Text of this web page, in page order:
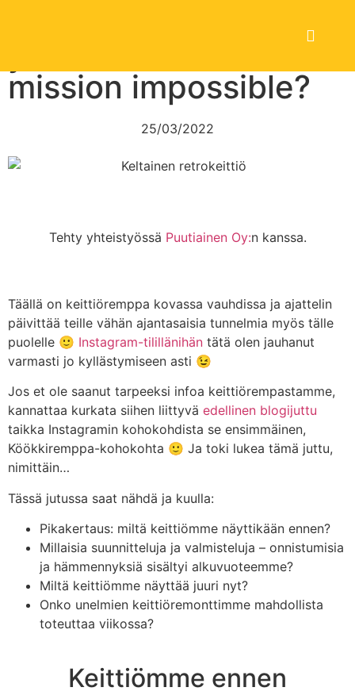
mission impossible?
25/03/2022
Tehty yhteistyössä Puutiainen Oy:n kanssa.
Täällä on keittiöremppa kovassa vauhdissa ja ajattelin
päivittää teille vähän ajantasaisia tunnelmia myös tälle
puolelle 🙂 Instagram-tilillänihän tätä olen jauhanut
varmasti jo kyllästymiseen asti 😉
Jos et ole saanut tarpeeksi infoa keittiörempastamme,
kannattaa kurkata siihen liittyvä edellinen blogijuttu
taikka Instagramin kohokohdista se ensimmäinen,
Köökkiremppa-kohokohta 🙂 Ja toki lukea tämä juttu,
nimittäin…
Tässä jutussa saat nähdä ja kuulla:
Pikakertaus: miltä keittiömme näyttikään ennen?
Millaisia suunnitteluja ja valmisteluja – onnistumisia
ja hämmennyksiä sisältyi alkuvuoteemme?
Miltä keittiömme näyttää juuri nyt?
Onko unelmien keittiöremonttimme mahdollista
toteuttaa viikossa?
Keittiömme ennen